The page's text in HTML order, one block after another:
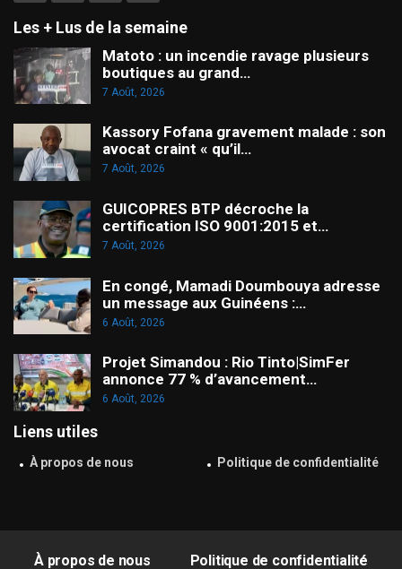
Les + Lus de la semaine
Matoto : un incendie ravage plusieurs
boutiques au grand…
7 Août, 2026
Kassory Fofana gravement malade : son
avocat craint « qu’il…
7 Août, 2026
GUICOPRES BTP décroche la
certification ISO 9001:2015 et…
7 Août, 2026
En congé, Mamadi Doumbouya adresse
un message aux Guinéens :…
6 Août, 2026
Projet Simandou : Rio Tinto|SimFer
annonce 77 % d’avancement…
6 Août, 2026
Liens utiles
À propos de nous Politique de confidentialité
À propos de nous Politique de confidentialité